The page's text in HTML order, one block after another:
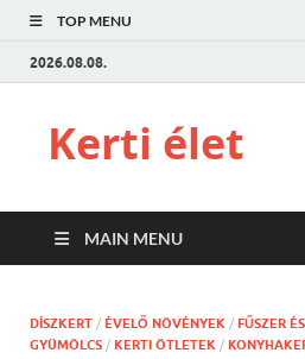
TOP MENU
2026.08.08.
Kerti élet
MAIN MENU
DÍSZKERT / ÉVELŐ NÖVÉNYEK / FŰSZER
GYÜMÖLCS / KERTI ÖTLETEK /